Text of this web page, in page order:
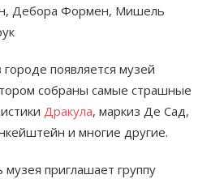
Дебора Формен, Мишель
появляется музей
собраны самые страшные
Дракула, маркиз Де Сад,
и многие другие.
приглашает группу